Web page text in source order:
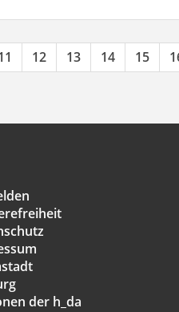
12 13 14 15
der h_da